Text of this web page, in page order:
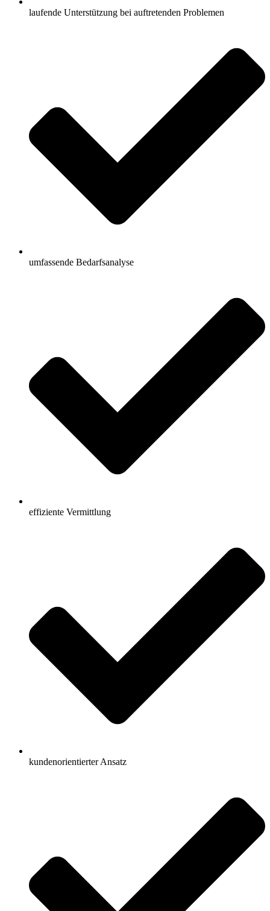
laufende Unterstützung bei auftretenden Problemen
umfassende Bedarfsanalyse
effiziente Vermittlung
kundenorientierter Ansatz